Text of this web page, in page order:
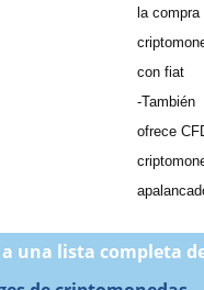
la compra
con fiat
-También
ofrece
una lista completa